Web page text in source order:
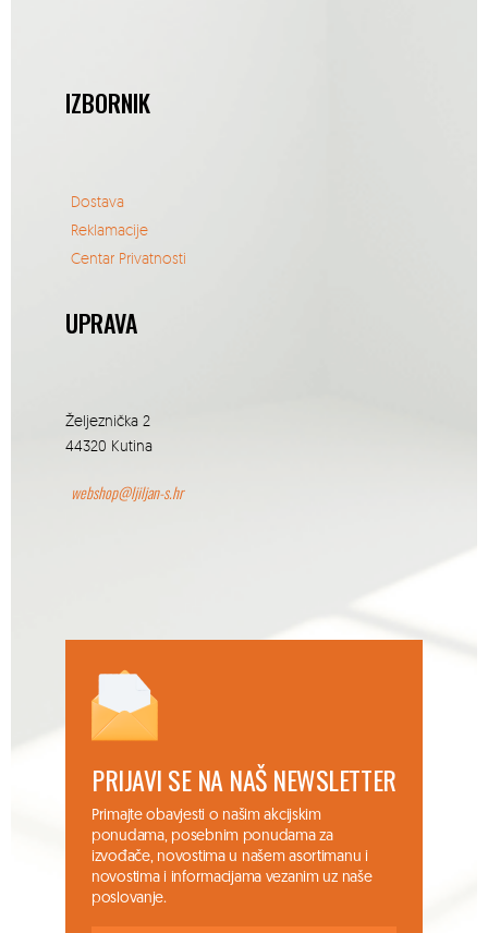
IZBORNIK
Dostava
Reklamacije
Centar Privatnosti
UPRAVA
Željeznička 2
44320 Kutina
webshop@ljiljan-s.hr
PRIJAVI SE NA NAŠ NEWSLETTER
Primajte obavjesti o našim akcijskim
ponudama, posebnim ponudama za
izvođače, novostima u našem asortimanu i
novostima i informacijama vezanim uz naše
poslovanje.